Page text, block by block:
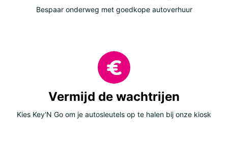
Bespaar onderweg met goedkope autoverhuur
Vermijd de wachtrijen
Kies Key'N Go om je autosleutels op te halen bij onze kiosk